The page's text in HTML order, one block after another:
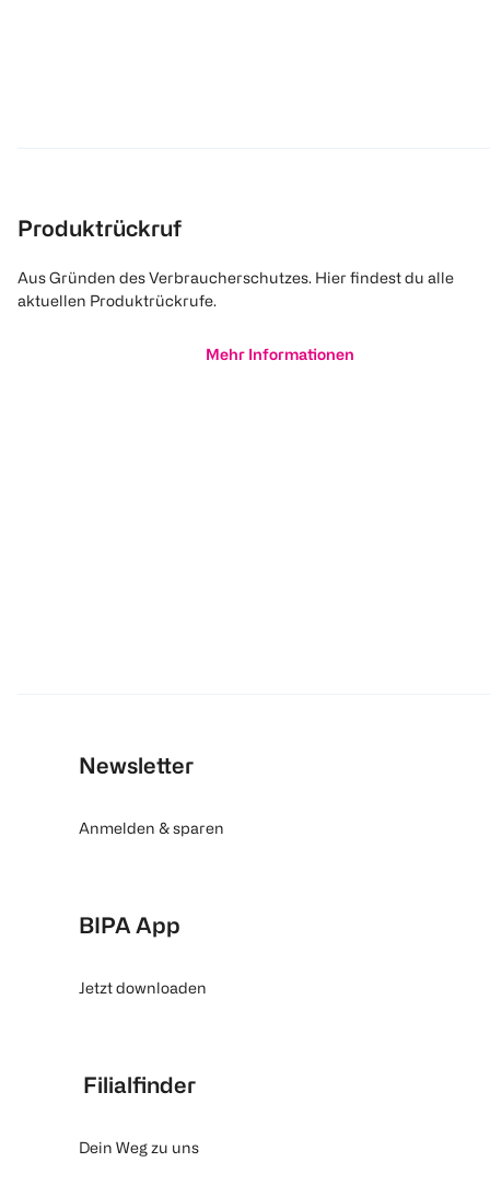
Produktrückruf
Aus Gründen des Verbraucherschutzes. Hier findest du alle
aktuellen Produktrückrufe.
Mehr Informationen
Newsletter
Anmelden & sparen
BIPA App
Jetzt downloaden
Filialfinder
Dein Weg zu uns